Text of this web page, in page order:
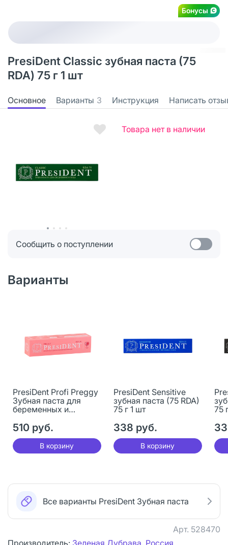
Бонусы
PresiDent Classic зубная паста (75
RDA) 75 г 1 шт
Основное Варианты 3 Инструкция Написать
Товара нет в наличии
Сообщить о поступлении
Варианты
PresiDent Profi Preggy
Зубная паста для
беременных и
мл 1 шт
510 руб.
В корзину
PresiDent Sensitive
зубная паста (75 RDA)
75 г 1 шт
338 руб.
В корзину
75
Все варианты PresiDent Зубная паста
Арт. 528470
Производитель: Зеленая Дубрава, Россия